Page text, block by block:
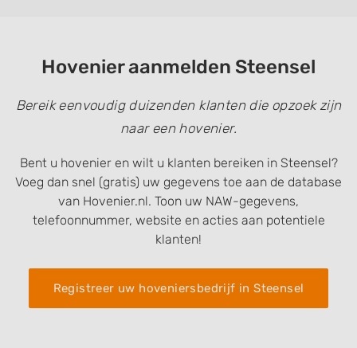
Hovenier aanmelden Steensel
Bereik eenvoudig duizenden klanten die opzoek zijn
naar een hovenier.
Bent u hovenier en wilt u klanten bereiken in Steensel?
Voeg dan snel (gratis) uw gegevens toe aan de database
van Hovenier.nl. Toon uw NAW-gegevens,
telefoonnummer, website en acties aan potentiele
klanten!
Registreer uw hoveniersbedrijf in Steensel